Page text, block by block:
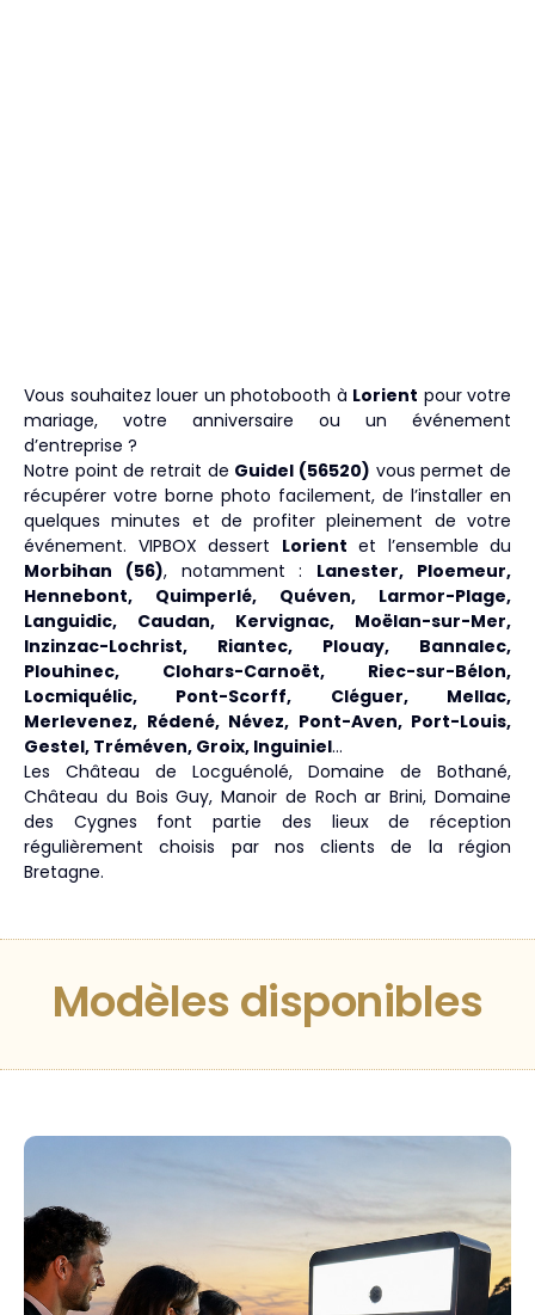
Vous souhaitez louer un photobooth à Lorient pour votre
mariage, votre anniversaire ou un événement
d’entreprise ?
Notre point de retrait de Guidel (56520) vous permet de
récupérer votre borne photo facilement, de l’installer en
quelques minutes et de profiter pleinement de votre
événement. VIPBOX dessert Lorient et l’ensemble du
Morbihan (56), notamment : Lanester, Ploemeur,
Hennebont, Quimperlé, Quéven, Larmor-Plage,
Languidic, Caudan, Kervignac, Moëlan-sur-Mer,
Inzinzac-Lochrist, Riantec, Plouay, Bannalec,
Plouhinec, Clohars-Carnoët, Riec-sur-Bélon,
Locmiquélic, Pont-Scorff, Cléguer, Mellac,
Merlevenez, Rédené, Névez, Pont-Aven, Port-Louis,
Gestel, Tréméven, Groix, Inguiniel…
Les Château de Locguénolé, Domaine de Bothané,
Château du Bois Guy, Manoir de Roch ar Brini, Domaine
des Cygnes font partie des lieux de réception
régulièrement choisis par nos clients de la région
Bretagne.
Modèles disponibles